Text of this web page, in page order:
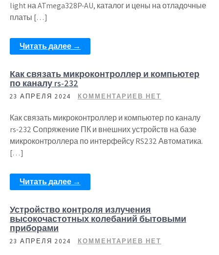
light на ATmega328P-AU, каталог и цены на отладочные
платы […]
Читать далее →
Как связать микроконтроллер и компьютер
по каналу rs-232
23 АПРЕЛЯ 2024 КОММЕНТАРИЕВ НЕТ
Как связать микроконтроллер и компьютер по каналу
rs-232 Сопряжение ПК и внешних устройств на базе
микроконтроллера по интерфейсу RS232 Автоматика.
[…]
Читать далее →
Устройство контроля излучения
высокочастотных колебаний бытовыми
приборами
23 АПРЕЛЯ 2024 КОММЕНТАРИЕВ НЕТ